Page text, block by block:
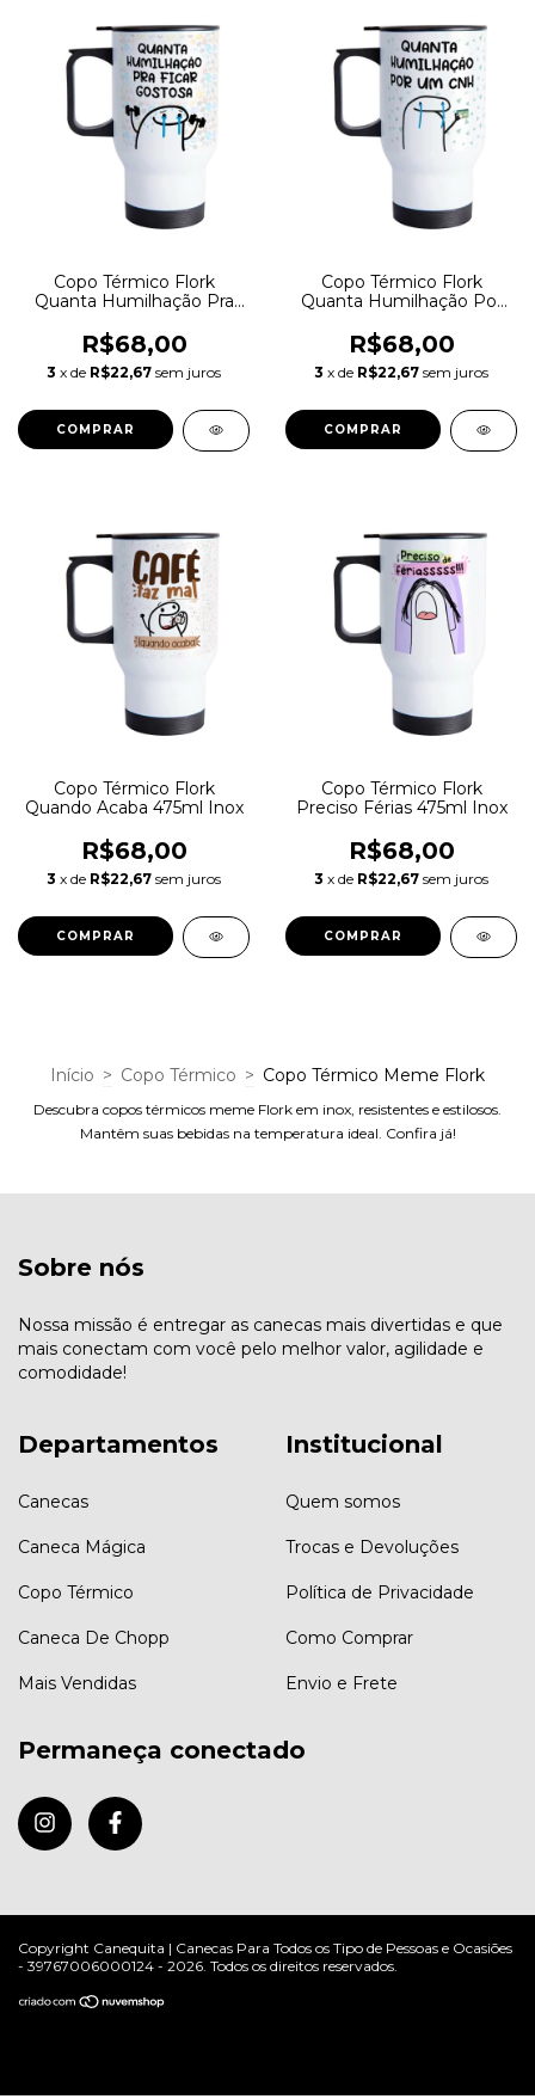
Copo Térmico Flork
Quanta Humilhação Pra
R$68,00
3 x de R$22,67 sem juros
Copo Térmico Flork
Quanta Humilhação Por
R$68,00
3 x de R$22,67 sem juros
Copo Térmico Flork
Quando Acaba 475ml Inox
R$68,00
3 x de R$22,67 sem juros
Copo Térmico Flork
Preciso Férias 475ml Inox
R$68,00
3 x de R$22,67 sem juros
Início > Copo Térmico > Copo Térmico Meme Flork
Descubra copos térmicos meme Flork em inox, resistentes e estilosos.
Mantêm suas bebidas na temperatura ideal. Confira já!
Sobre nós
Nossa missão é entregar as canecas mais divertidas e que
mais conectam com você pelo melhor valor, agilidade e
comodidade!
Departamentos
Canecas
Caneca Mágica
Copo Térmico
Caneca De Chopp
Mais Vendidas
Institucional
Quem somos
Trocas e Devoluções
Política de Privacidade
Como Comprar
Envio e Frete
Permaneça conectado
Copyright Canequita | Canecas Para Todos os Tipo de Pessoas e Ocasiões
- 39767006000124 - 2026. Todos os direitos reservados.